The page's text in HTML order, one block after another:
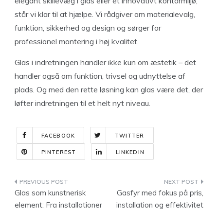
står vi klar til at hjælpe. Vi rådgiver om materialevalg,
funktion, sikkerhed og design og sørger for
professionel montering i høj kvalitet.
Glas i indretningen handler ikke kun om æstetik – det
handler også om funktion, trivsel og udnyttelse af
plads. Og med den rette løsning kan glas være det, der
løfter indretningen til et helt nyt niveau.
FACEBOOK TWITTER
PINTEREST LINKEDIN
Indlægsnavigation
Glas som kunstnerisk
element: Fra installationer
Gasfyr med fokus på pris,
installation og effektivitet